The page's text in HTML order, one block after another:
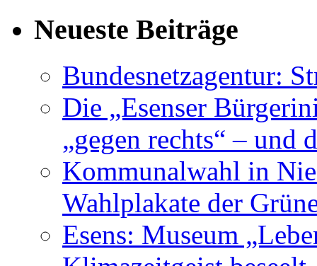
Neueste Beiträge
Bundesnetzagentur:
Die „Esenser
„gegen rechts“ – und
Kommunalwahl in
Wahlplakate der
Esens: Museum